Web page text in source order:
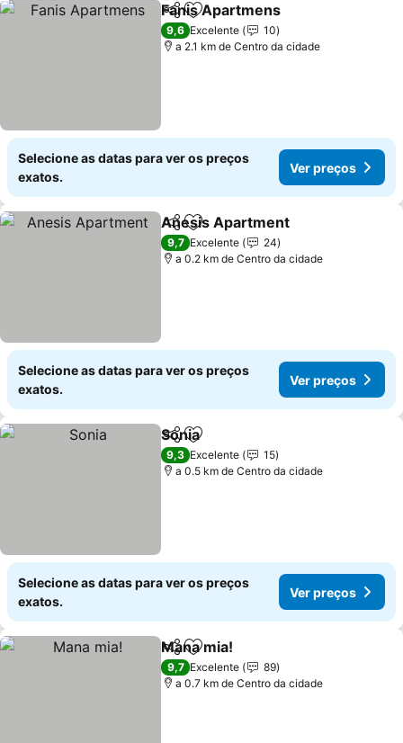
PartilharAdicionar aos favoritos
Fanis Apartmens
9,6 Excelente
10
a 2.1 km de Centro da cidade
Selecione as datas para ver os preços
exatos.
Ver preços
PartilharAdicionar aos favoritos
Anesis Apartment
9,7 Excelente
24
a 0.2 km de Centro da cidade
Selecione as datas para ver os preços
exatos.
Ver preços
PartilharAdicionar aos favoritos
Sonia
9,3 Excelente
15
a 0.5 km de Centro da cidade
Selecione as datas para ver os preços
exatos.
Ver preços
PartilharAdicionar aos favoritos
Mana mia!
9,7 Excelente
89
a 0.7 km de Centro da cidade